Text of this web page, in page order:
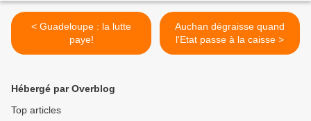
< Guadeloupe : la lutte
paye!
Auchan dégraisse quand
l'Etat passe à la caisse >
Hébergé par Overblog
Top articles